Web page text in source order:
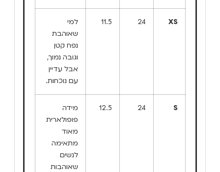
XS
24
11.5
למי
שאוהבת
נפח קטן
וגובה נמוך,
אבל עדיין
עם נוכחות.
S
24
12.5
מידה
פופולארית
מאוד
מתאימה
לנשים
שאוהבות